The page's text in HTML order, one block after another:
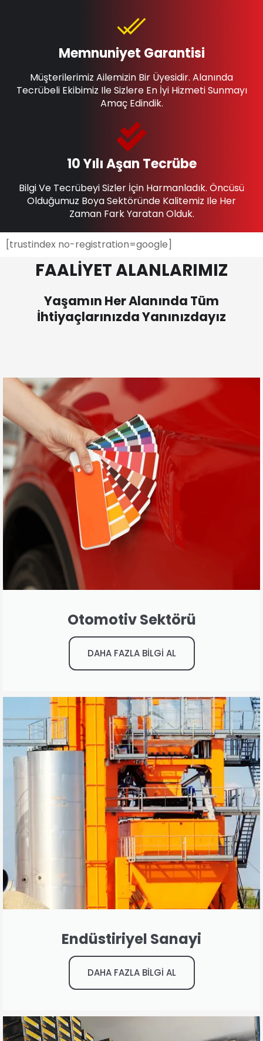
10 Yılı Aşan Tecrübe
Bilgi Ve Tecrübeyi Sizler İçin Harmanladık. Öncüsü
Olduğumuz Boya Sektöründe Kalitemiz Ile Her
Zaman Fark Yaratan Olduk.
Memnuniyet Garantisi
Müşterilerimiz Ailemizin Bir Üyesidir. Alanında
Tecrübeli Ekibimiz Ile Sizlere En İyi Hizmeti Sunmayı
Amaç Edindik.
[trustindex no-registration=google]
FAALİYET ALANLARIMIZ
Yaşamın Her Alanında Tüm
İhtiyaçlarınızda Yanınızdayız
Otomotiv Sektörü
DAHA FAZLA BİLGİ AL
Endüstiriyel Sanayi
DAHA FAZLA BİLGİ AL